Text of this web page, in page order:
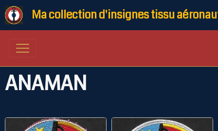
Ma collection d'insignes tissu
ANAMAN